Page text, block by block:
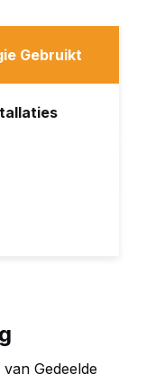
Gebruikt
Gedeelde